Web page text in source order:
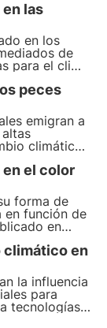
las
en los
de
para el clima
los vientos y
peces
emigran a
climático,
no parece
como
el color
forma de
en función de
en
cambio
en la
climático en
la influencia
para
tecnologías
los